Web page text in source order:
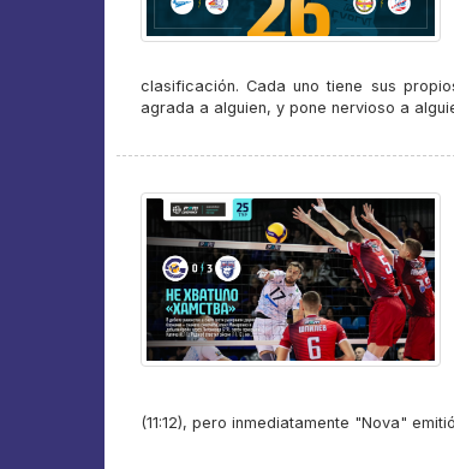
clasificación. Cada uno tiene sus
agrada a alguien, y pone nervioso a
(11:12), pero inmediatamente "Nova" emitió